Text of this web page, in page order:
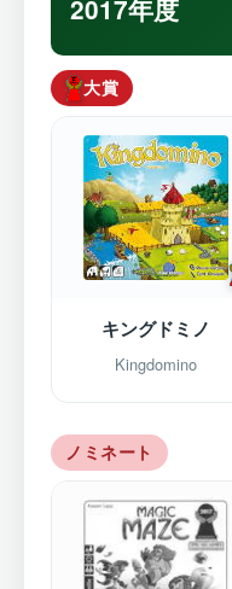
2017年度
大賞
キングドミノ
Kingdomino
ノミネート